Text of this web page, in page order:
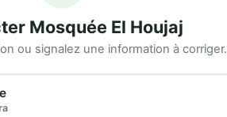
Mosquée El Houjaj
ou signalez une information à corriger.